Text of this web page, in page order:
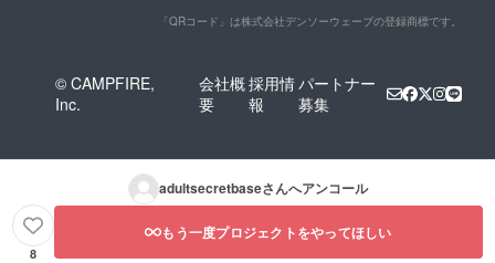
「QRコード」は株式会社デンソーウェーブの登録商標です。
© CAMPFIRE,
Inc.
会社概
要
採用情
報
パートナー
募集
adultsecretbaseさんへアンコール
8
もう一度プロジェクトをやってほしい